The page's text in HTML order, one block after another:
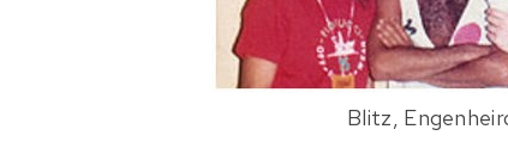
Blitz,